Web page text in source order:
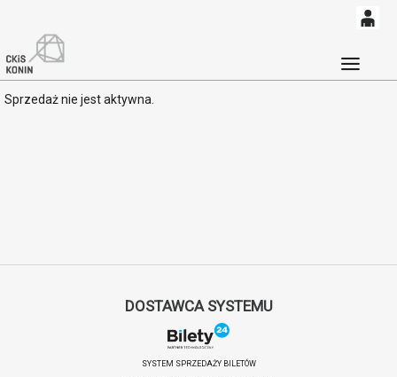
0,00
PLN
Sprzedaż nie jest aktywna.
DOSTAWCA SYSTEMU
SYSTEM SPRZEDAŻY BILETÓW